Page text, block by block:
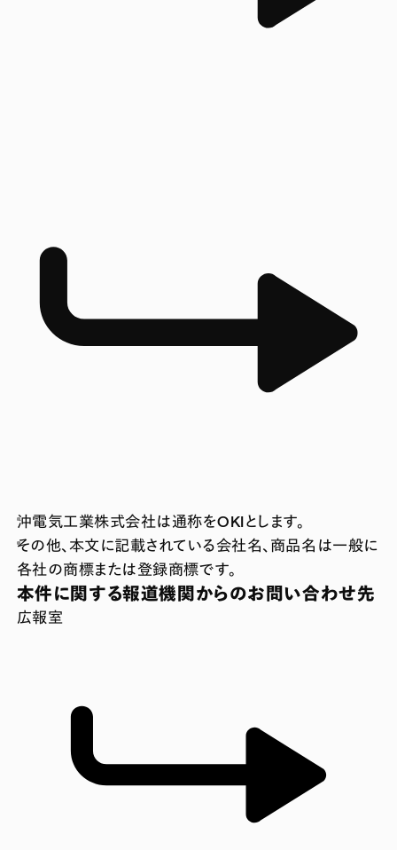
沖電気工業株式会社は通称をOKIとします。
その他、本文に記載されている会社名、商品名は一般に
各社の商標または登録商標です。
本件に関する報道機関からのお問い合わせ先
広報室